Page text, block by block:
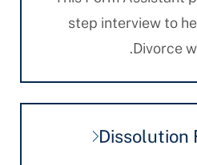
step interview